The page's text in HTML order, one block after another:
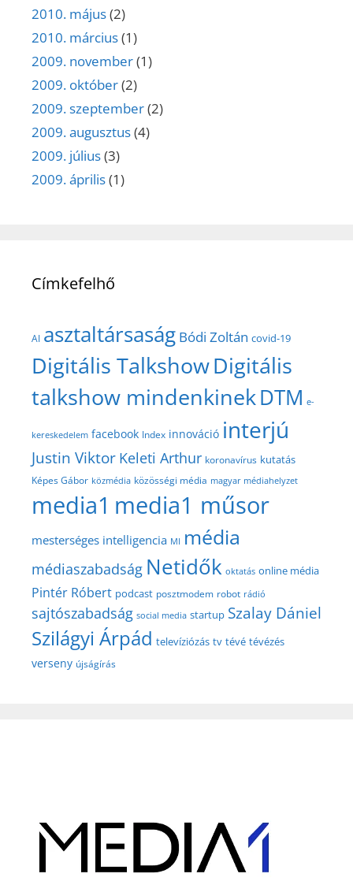
2010. május(2)
2010. március(1)
2009. november(1)
2009. október(2)
2009. szeptember(2)
2009. augusztus(4)
2009. július(3)
2009. április(1)
Címkefelhő
AI asztaltársaság Bódi Zoltán covid-19
Digitális TalkshowDigitális
talkshow mindenkinekDTM e-
kereskedelem facebook Index innováció interjú
Justin Viktor Keleti Arthur koronavírus kutatás
Képes Gábor közmédia közösségi média magyar médiahelyzet
media1 media1 műsor
mesterséges intelligencia MI média
médiaszabadság Netidők oktatás online média
Pintér Róbert podcast posztmodem robot rádió
sajtószabadság social media startup Szalay Dániel
Szilágyi Árpád televíziózás tv tévé tévézés
verseny újságírás